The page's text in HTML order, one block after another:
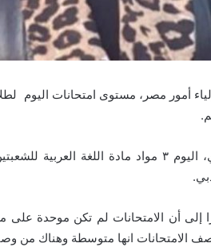
أمور مصر، مستوى امتحانات اليوم
حيث يؤدي طلاب الصف الثاني الثانوي، اليوم ٣ مواد
أن الامتحانات لم تكن موحدة على
الامتحانات انها متوسطة وهناك من